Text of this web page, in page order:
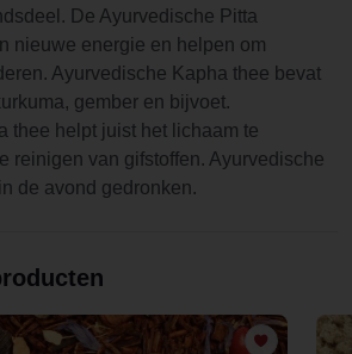
De Ayurvedische Pitta
nieuwe energie en helpen om
Ayurvedische Kapha thee bevat
gember en bijvoet.
thee helpt juist het lichaam te
reinigen van gifstoffen. Ayurvedische
de avond gedronken.